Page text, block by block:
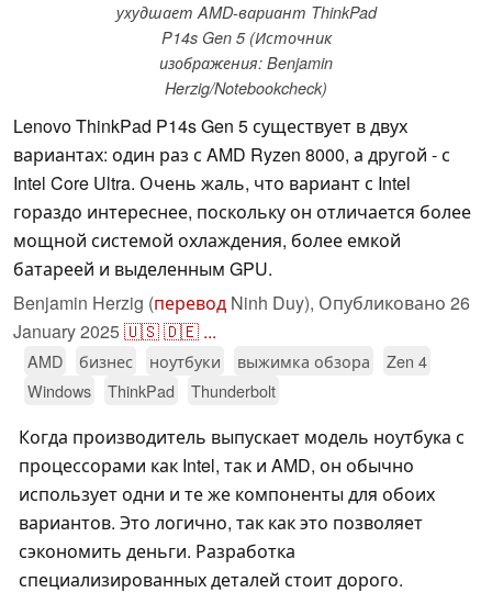
ухудшает AMD-вариант ThinkPad
P14s Gen 5 (Источник
изображения: Benjamin
Herzig/Notebookcheck)
Lenovo ThinkPad P14s Gen 5 существует в двух
вариантах: один раз с AMD Ryzen 8000, а другой - с
Intel Core Ultra. Очень жаль, что вариант с Intel
гораздо интереснее, поскольку он отличается более
мощной системой охлаждения, более емкой
батареей и выделенным GPU.
Benjamin Herzig (перевод Ninh Duy), Опубликовано 26
January 2025🇺🇸🇩🇪 ...
AMD бизнес ноутбуки выжимка обзора
Zen 4
Windows
ThinkPad Thunderbolt
Когда производитель выпускает модель ноутбука с
процессорами как Intel, так и AMD, он обычно
использует одни и те же компоненты для обоих
вариантов. Это логично, так как это позволяет
сэкономить деньги. Разработка
специализированных деталей стоит дорого.